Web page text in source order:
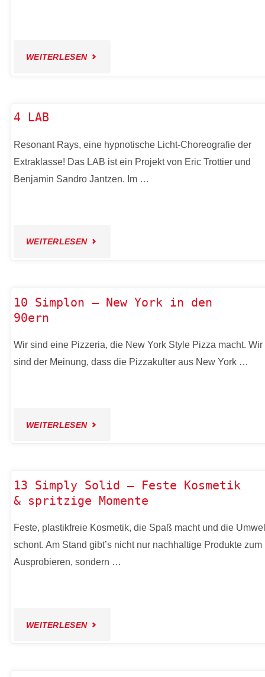
WEITERLESEN"1
4 LAB
Resonant Rays, eine hypnotische Licht-­Choreografie der
Extraklasse! Das LAB ist ein Projekt von Eric Trottier und
Benjamin Sandro Jantzen. Im …
WEITERLESEN"4
10 Simplon – New York in den
90ern
Wir sind eine Pizzeria, die New York Style Pizza macht. Wir
sind der Meinung, dass die Pizzakulter aus New York …
WEITERLESEN"10
NEW
YORK
IN
13 Simply Solid – Feste Kosmetik
& spritzige Momente
Feste, plastikfreie Kosmetik, die Spaß macht und die
schont. Am Stand gibt’s nicht nur nachhaltige Produkte zum
Ausprobieren, sondern …
WEITERLESEN"13